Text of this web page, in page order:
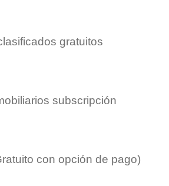
gratuitos
subscripción
con opción de pago)